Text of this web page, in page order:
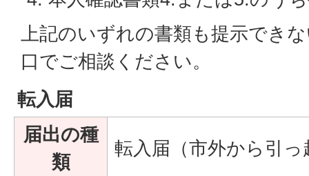
上記のいずれの書類も提示でき
口でご相談ください。
転入届
届出の種
類
転入届（市外から引